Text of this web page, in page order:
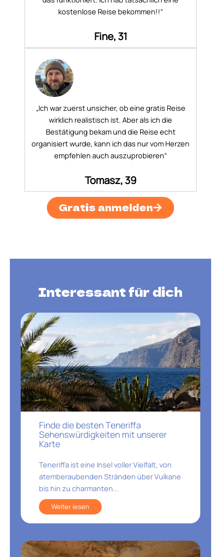
kostenlose Reise bekommen!!“
Fine, 31
„Ich war zuerst unsicher, ob eine gratis Reise
wirklich realistisch ist. Aber als ich die
Bestätigung bekam und die Reise echt
organisiert wurde, kann ich das nur vom Herzen
empfehlen auch auszuprobieren“
Tomasz, 39
Gratis anmelden
Interessant für dich
Finde die besten Teneriffa
Sehenswürdigkeiten mit unserer
Karte
Teneriffa ist eine Insel voller Vielfalt, von
atemberaubenden Stränden über Vulkane
bis hin zu charmanten...
Weiter lesen